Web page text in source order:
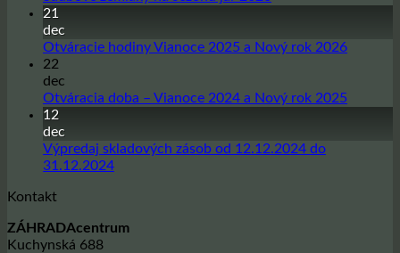
Sadbové
sezónu
21
dec
Otváracie hodiny Vianoce 2025 a Nový rok 2026Žiadne
22
dec
Otváracia doba – Vianoce 2024 a Nový rok 2025Žiadne
12
dec
Výpredaj skladových zásob od 12.12.2024 do
31.12.2024Žiadne
skladových
Kontakt
ZÁHRADAcentrum
Kuchynská 688